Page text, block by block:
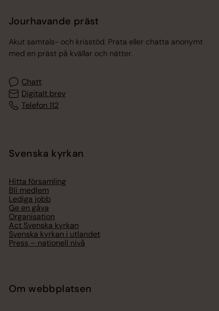
Jourhavande präst
Akut samtals- och krisstöd. Prata eller chatta anonymt
med en präst på kvällar och nätter.
Chatt
Digitalt brev
Telefon 112
Svenska kyrkan
Hitta församling
Bli medlem
Lediga jobb
Ge en gåva
Organisation
Act Svenska kyrkan
Svenska kyrkan i utlandet
Press – nationell nivå
Om webbplatsen